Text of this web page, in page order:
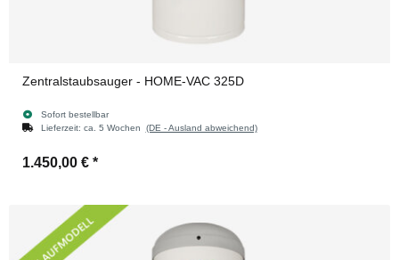
Zentralstaubsauger - HOME-VAC 325D
Sofort bestellbar
Lieferzeit: ca. 5 Wochen (DE - Ausland abweichend)
1.450,00 € *